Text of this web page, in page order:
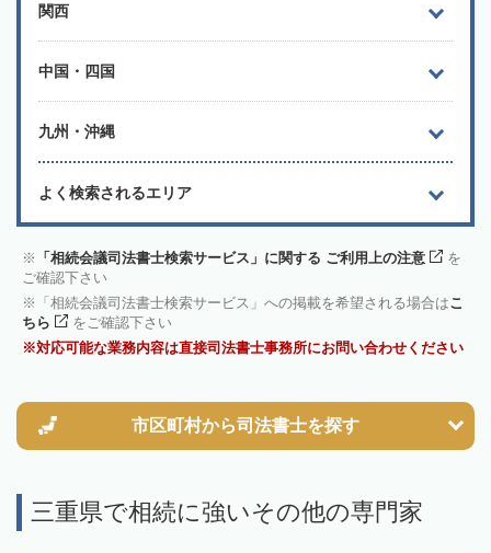
関西
中国・四国
九州・沖縄
よく検索されるエリア
「相続会議司法書士検索サービス」に関する ご利用上の注意
を
ご確認下さい
「相続会議司法書士検索サービス」への掲載を希望される場合はこ
ちら
をご確認下さい
対応可能な業務内容は直接司法書士事務所にお問い合わせください
市区町村から司法書士を探す
三重県で相続に強いその他の専門家